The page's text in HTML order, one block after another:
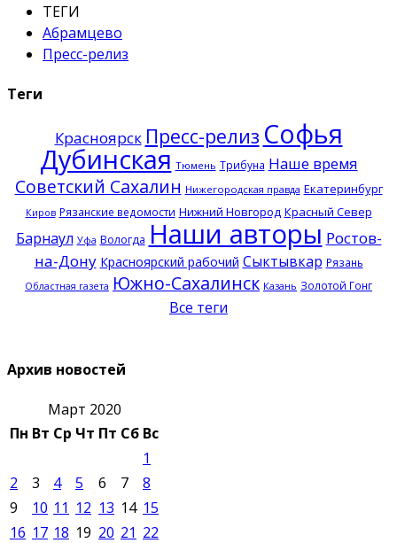
ТЕГИ
Абрамцево
Пресс-релиз
Теги
Красноярск Пресс-релиз Софья
Дубинская Тюмень Трибуна Наше время
Советский Сахалин Нижегородская правда Екатеринбург
Киров Рязанские ведомости Нижний Новгород Красный Север
Барнаул Уфа Вологда Наши авторы Ростов-
на-Дону Красноярский рабочий Сыктывкар Рязань
Областная газета Южно-Сахалинск Казань Золотой Гонг
Все теги
Архив новостей
Март 2020
Пн Вт Ср Чт Пт Сб Вс
1
2
3 4 5 6 7
8
9
10 11 12 13 14 15
16 17 18 19 20 21 22